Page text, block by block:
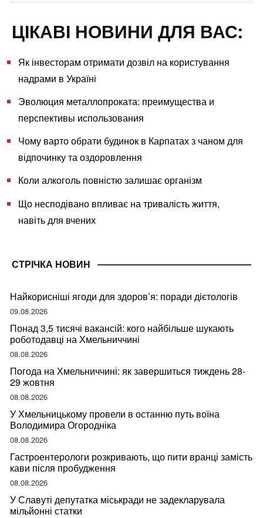
ЦІКАВІ НОВИНИ ДЛЯ ВАС:
Як інвесторам отримати дозвіл на користування
надрами в Україні
Эволюция металлопроката: преимущества и
перспективы использования
Чому варто обрати будинок в Карпатах з чаном для
відпочинку та оздоровлення
Коли алкоголь повністю залишає організм
Що несподівано впливає на тривалість життя,
навіть для вчених
СТРІЧКА НОВИН
Найкорисніші ягоди для здоров’я: поради дієтологів
09.08.2026
Понад 3,5 тисячі вакансій: кого найбільше шукають
роботодавці на Хмельниччині
08.08.2026
Погода на Хмельниччині: як завершиться тиждень 28-
29 жовтня
08.08.2026
У Хмельницькому провели в останню путь воїна
Володимира Огородніка
08.08.2026
Гастроентерологи розкривають, що пити вранці замість
кави після пробудження
08.08.2026
У Славуті депутатка міськради не задекларувала
мільйонні статки